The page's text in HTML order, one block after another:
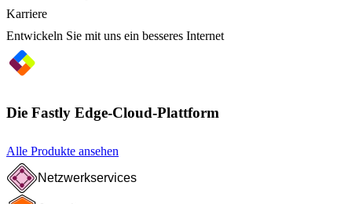
Karriere
Entwickeln Sie mit uns ein besseres Internet
Die Fastly Edge-Cloud-Plattform
Alle Produkte ansehen
Netzwerkservices